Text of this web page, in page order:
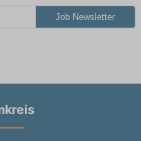
Job Newsletter